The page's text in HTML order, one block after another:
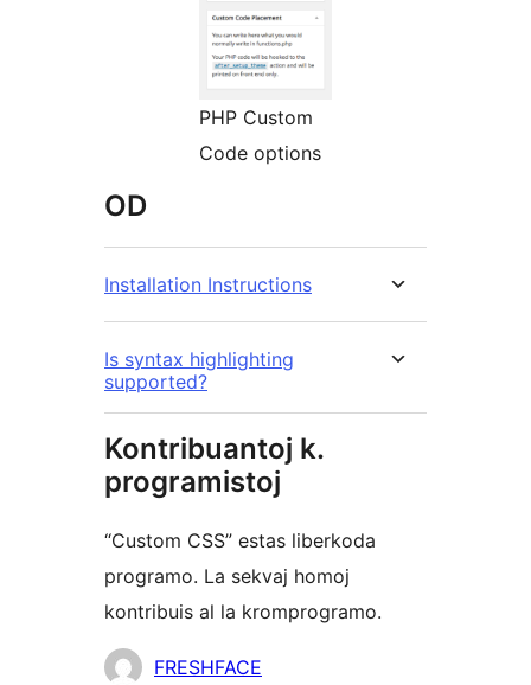
PHP Custom
Code options
OD
Installation Instructions
Is syntax highlighting
supported?
Kontribuantoj k.
programistoj
“Custom CSS” estas liberkoda
programo. La sekvaj homoj
kontribuis al la kromprogramo.
Kontribuantoj
FRESHFACE